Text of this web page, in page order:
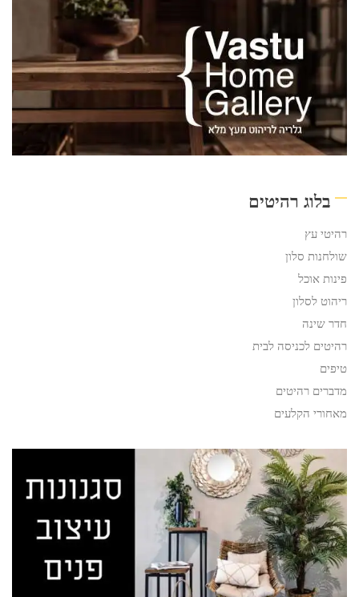
בלוג רהיטים
רהיטי עץ
שולחנות סלון
פינות אוכל
ריהוט לסלון
חדר שינה
רהיטים לכניסה לבית
טיפים
מדברים רהיטים
מאחורי הקלעים